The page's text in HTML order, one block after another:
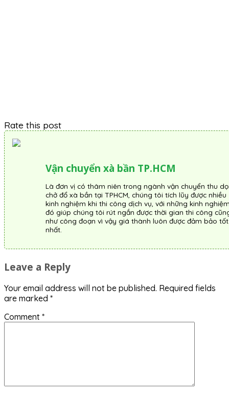
Rate this post
Vận chuyển xà bần TP.HCM
Là đơn vị có thâm niên trong ngành vận chuyển thu
chở đổ xà bần tại TPHCM, chúng tôi tích lũy được nhiều
kinh nghiệm khi thi công dịch vụ, với những kinh
đó giúp chúng tôi rút ngắn được thời gian thi công
như công đoạn vì vậy giá thành luôn được đảm bảo tốt
nhất.
Leave a Reply
Your email address will not be published. Required fields
are marked *
Comment *